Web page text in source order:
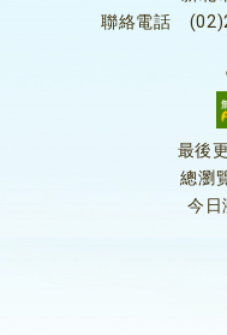
聯絡電話
最後
總瀏
今日